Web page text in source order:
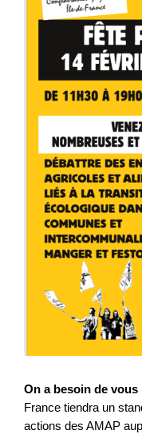
On a besoin de vous
France tiendra un
actions des AMAP